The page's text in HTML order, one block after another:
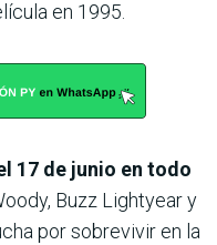
en 1995.
17 de junio en todo
Buzz Lightyear y
por sobrevivir en la